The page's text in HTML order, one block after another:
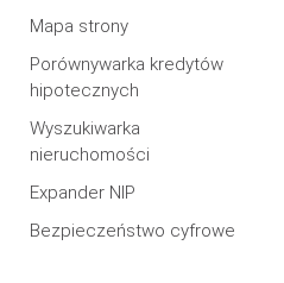
Mapa strony
Porównywarka kredytów
hipotecznych
Wyszukiwarka
nieruchomości
Expander NIP
Bezpieczeństwo cyfrowe